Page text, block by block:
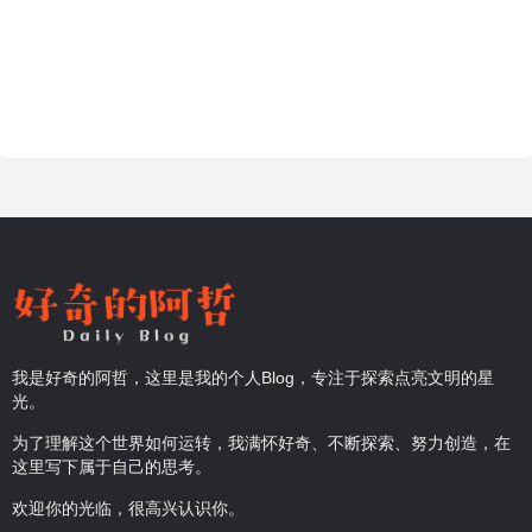
我是好奇的阿哲，这里是我的个人Blog，专注于探索点亮文明的星
光。
为了理解这个世界如何运转，我满怀好奇、不断探索、努力创造，在
这里写下属于自己的思考。
欢迎你的光临，很高兴认识你。